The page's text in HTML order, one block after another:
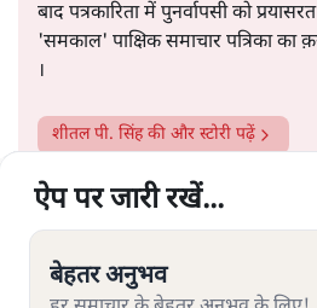
बाद पत्रकारिता में पुनर्वापसी को
'समकाल' पाक्षिक समाचार पत्रिका का
।
शीतल पी. सिंहकी और स्टोरी पढ़ें
ऐप पर जारी रखें...
बेहतर अनुभव
ऐप पर जारी रखें...
बेहतर अनुभव
ऐप पर जारी रखें...
बेहतर अनुभव
ऐप पर जारी रखें...
बेहतर अनुभव
ऐप पर जारी रखें...
बेहतर अनुभव
ऐप पर जारी रखें...
बेहतर अनुभव
ऐप पर जारी रखें...
बेहतर अनुभव